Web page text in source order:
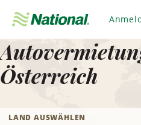
überspringen
Österreich
LAND AUSWÄHLEN